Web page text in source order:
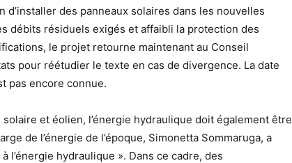
d’installer des panneaux solaires dans les nouvelles
débits résiduels exigés et affaibli la protection des
le projet retourne maintenant au Conseil
pour réétudier le texte en cas de divergence. La date
pas encore connue.
et éolien, l’énergie hydraulique doit également être
de l’énergie de l’époque, Simonetta Sommaruga, a
l’énergie hydraulique ». Dans ce cadre, des